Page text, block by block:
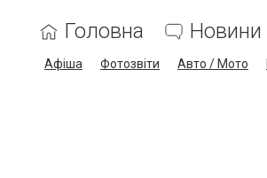
Головна Новини
Афіша Фотозвіти Авто / Мото